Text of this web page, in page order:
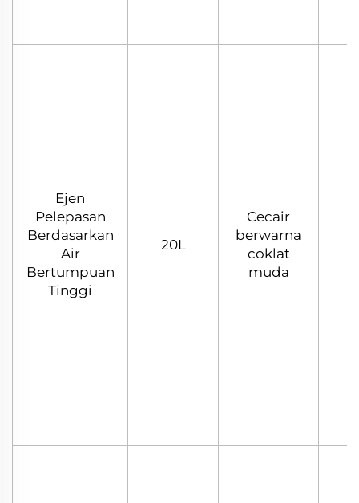
Ejen
Pelepasan
Berdasarkan
Air
Bertumpuan
Tinggi
20L
Cecair
berwarna
coklat
muda